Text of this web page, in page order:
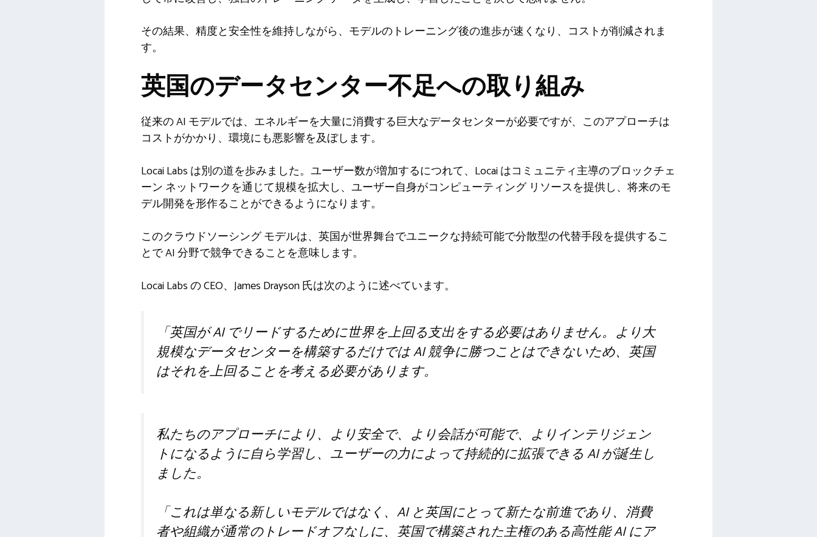
その結果、精度と安全性を維持しながら、モデルのトレーニング後の進歩が速くなり、コストが削減されま
す。
英国のデータセンター不足への取り組み
従来の AI モデルでは、エネルギーを大量に消費する巨大なデータセンターが必要ですが、このアプローチは
コストがかかり、環境にも悪影響を及ぼします。
Locai Labs は別の道を歩みました。ユーザー数が増加するにつれて、Locai はコミュニティ主導のブロックチェ
ーン ネットワークを通じて規模を拡大し、ユーザー自身がコンピューティング リソースを提供し、将来のモ
デル開発を形作ることができるようになります。
このクラウドソーシング モデルは、英国が世界舞台でユニークな持続可能で分散型の代替手段を提供するこ
とで AI 分野で競争できることを意味します。
Locai Labs の CEO、James Drayson 氏は次のように述べています。
「英国が AI でリードするために世界を上回る支出をする必要はありません。より大
規模なデータセンターを構築するだけでは AI 競争に勝つことはできないため、英国
はそれを上回ることを考える必要があります。
私たちのアプローチにより、より安全で、より会話が可能で、よりインテリジェン
トになるように自ら学習し、ユーザーの力によって持続的に拡張できる AI が誕生し
ました。
「これは単なる新しいモデルではなく、AI と英国にとって新たな前進であり、消費
者や組織が通常のトレードオフなしに、英国で構築された主権のある高性能 AI にア